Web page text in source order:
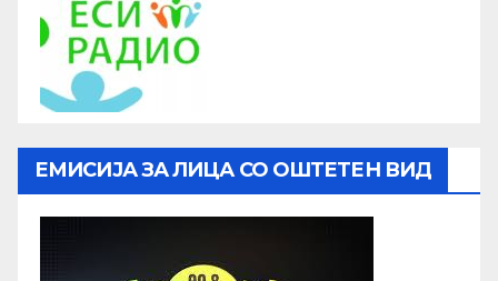
ЕМИСИЈА ЗА ЛИЦА СО ОШТЕТЕН ВИД